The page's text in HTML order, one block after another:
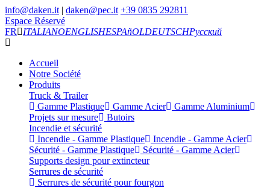
info@daken.it | daken@pec.it +39 0835 292811
Espace Réservé
FR
ITALIANOENGLISHESPAñOLDEUTSCHРусский
Accueil
Notre Société
Produits
Truck & Trailer
Gamme Plastique
Gamme Acier
Gamme Aluminium
Projets sur mesure
Butoirs
Incendie et sécurité
Incendie - Gamme Plastique
Incendie - Gamme Acier
Sécurité - Gamme Plastique
Sécurité - Gamme Acier
Supports design pour extincteur
Serrures de sécurité
Serrures de sécurité pour fourgon